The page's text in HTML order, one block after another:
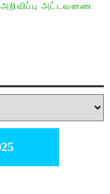
அறிவிப்பு அட்டவனண